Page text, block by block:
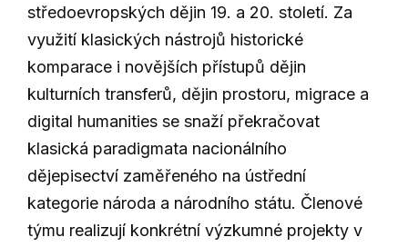
středoevropských dějin 19. a 20. století. Za
využití klasických nástrojů historické
komparace i novějších přístupů dějin
kulturních transferů, dějin prostoru, migrace a
digital humanities se snaží překračovat
klasická paradigmata nacionálního
dějepisectví zaměřeného na ústřední
kategorie národa a národního státu. Členové
týmu realizují konkrétní výzkumné projekty v